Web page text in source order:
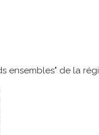
ensembles" de la